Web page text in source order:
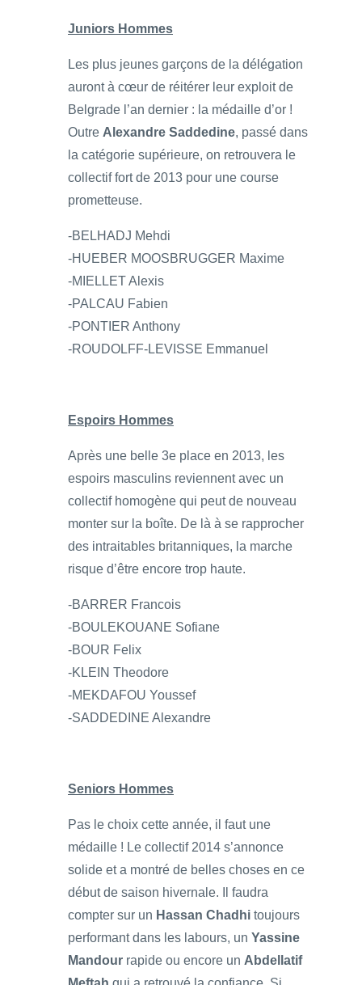
Juniors Hommes
Les plus jeunes garçons de la délégation
auront à cœur de réitérer leur exploit de
Belgrade l’an dernier : la médaille d’or !
Outre Alexandre Saddedine, passé dans
la catégorie supérieure, on retrouvera le
collectif fort de 2013 pour une course
prometteuse.
-BELHADJ Mehdi
-HUEBER MOOSBRUGGER Maxime
-MIELLET Alexis
-PALCAU Fabien
-PONTIER Anthony
-ROUDOLFF-LEVISSE Emmanuel
Espoirs Hommes
Après une belle 3e place en 2013, les
espoirs masculins reviennent avec un
collectif homogène qui peut de nouveau
monter sur la boîte. De là à se rapprocher
des intraitables britanniques, la marche
risque d’être encore trop haute.
-BARRER Francois
-BOULEKOUANE Sofiane
-BOUR Felix
-KLEIN Theodore
-MEKDAFOU Youssef
-SADDEDINE Alexandre
Seniors Hommes
Pas le choix cette année, il faut une
médaille ! Le collectif 2014 s’annonce
solide et a montré de belles choses en ce
début de saison hivernale. Il faudra
compter sur un Hassan Chadhi toujours
performant dans les labours, un Yassine
Mandour rapide ou encore un Abdellatif